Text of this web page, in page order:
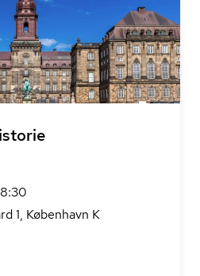
1, København K